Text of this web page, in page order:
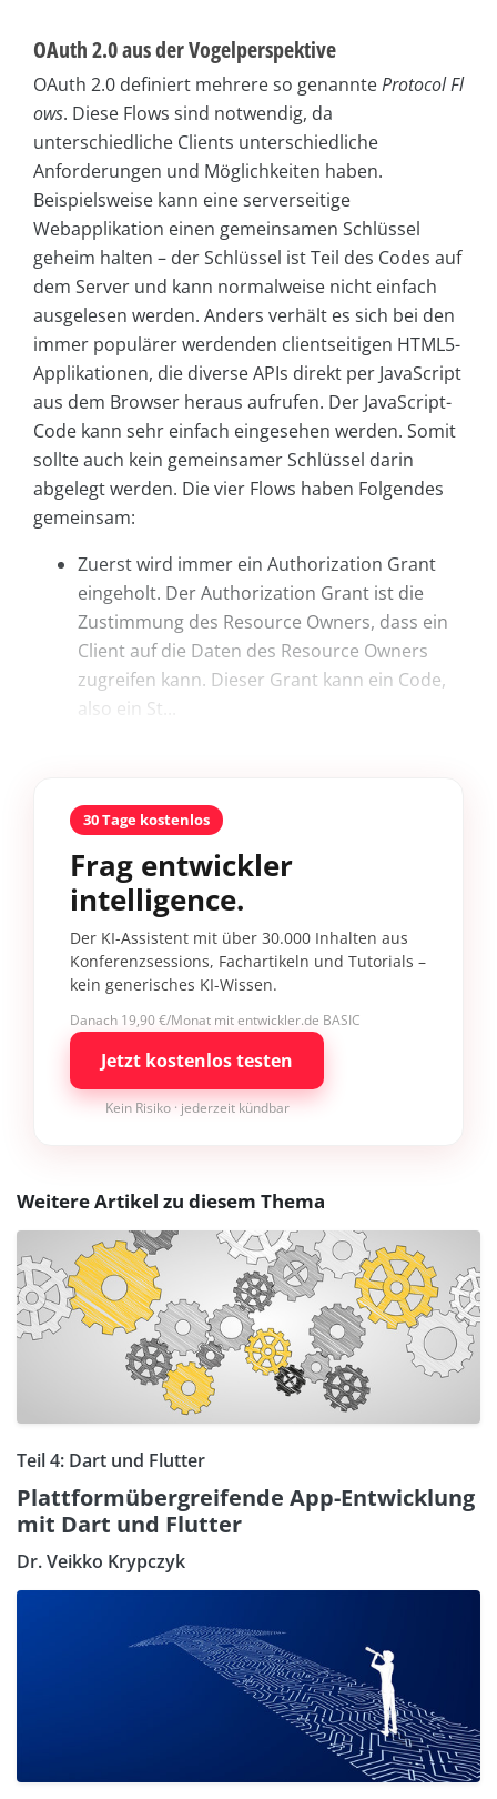
OAuth 2.0 aus der Vogelperspektive
OAuth 2.0 definiert mehrere so genannteProtocol Fl
ows. Diese Flows sind notwendig, da
unterschiedliche Clients unterschiedliche
Anforderungen und Möglichkeiten haben.
Beispielsweise kann eine serverseitige
Webapplikation einen gemeinsamen Schlüssel
geheim halten – der Schlüssel ist Teil des Codes auf
dem Server und kann normalweise nicht einfach
ausgelesen werden. Anders verhält es sich bei den
immer populärer werdenden clientseitigen HTML5-
Applikationen, die diverse APIs direkt per JavaScript
aus dem Browser heraus aufrufen. Der JavaScript-
Code kann sehr einfach eingesehen werden. Somit
sollte auch kein gemeinsamer Schlüssel darin
abgelegt werden. Die vier Flows haben Folgendes
gemeinsam:
Zuerst wird immer ein Authorization Grant
eingeholt. Der Authorization Grant ist die
Zustimmung des Resource Owners, dass ein
Client auf die Daten des Resource Owners
zugreifen kann. Dieser Grant kann ein Code,
also ein St...
30 Tage kostenlos
Frag entwickler
intelligence.
Der KI-Assistent mit über 30.000 Inhalten aus
Konferenzsessions, Fachartikeln und Tutorials –
kein generisches KI-Wissen.
Danach 19,90 €/Monat mit entwickler.de BASIC
Jetzt kostenlos testen
Kein Risiko · jederzeit kündbar
Weitere Artikel zu diesem Thema
Teil 4: Dart und Flutter
Plattformübergreifende App-Entwicklung
mit Dart und Flutter
Dr. Veikko Krypczyk